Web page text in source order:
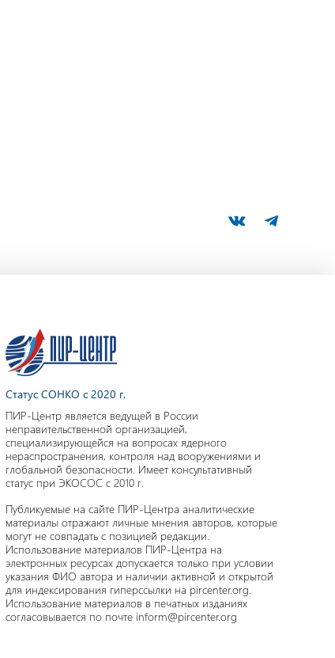
Статус СОНКО с 2020 г.
ПИР-Центр является ведущей в России
неправительственной организацией,
специализирующейся на вопросах ядерного
нераспространения, контроля над вооружениями и
глобальной безопасности. Имеет консультативный
статус при ЭКОСОС с 2010 г.
Публикуемые на сайте ПИР-Центра аналитические
материалы отражают личные мнения авторов, которые
могут не совпадать с позицией редакции.
Использование материалов ПИР-Центра на
электронных ресурсах допускается только при условии
указания ФИО автора и наличии активной и открытой
для индексирования гиперссылки на pircenter.org.
Использование материалов в печатных изданиях
согласовывается по почте inform@pircenter.org